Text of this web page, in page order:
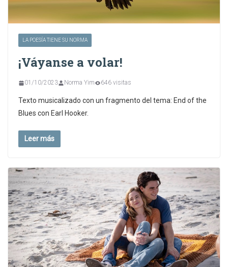
LA POESÍA TIENE SU NORMA
¡Váyanse a volar!
01/10/2023 Norma Yim 646 visitas
Texto musicalizado con un fragmento del tema: End of the
Blues con Earl Hooker.
Leer más